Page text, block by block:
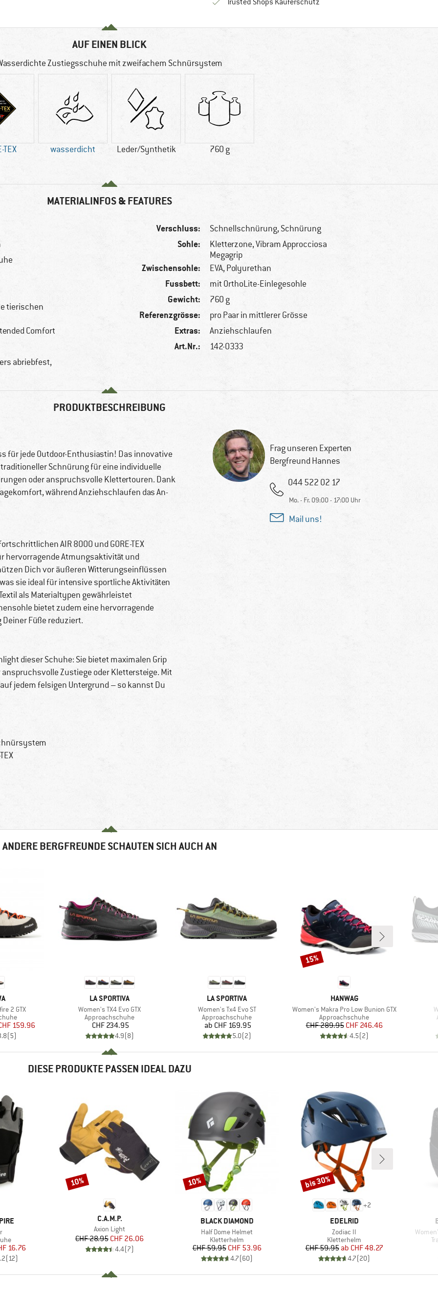
Trusted Shops Käuferschutz
AUF EINEN BLICK
Zustiegsschuhe mit zweifachem Schnürsystem
TEX wasserdicht Leder/Synthetik 760 g
MATERIALINFOS & FEATURES
tierischen
Comfort
abriebfest,
Verschluss: Schnellschnürung, Schnürung
Sohle:
Kletterzone, Vibram Approcciosa
Megagrip
Zwischensohle: EVA, Polyurethan
Fussbett: mit OrthoLite-Einlegesohle
Gewicht: 760 g
Referenzgrösse: pro Paar in mittlerer Grösse
Extras: Anziehschlaufen
Art.Nr.: 142-0333
PRODUKTBESCHREIBUNG
für jede Outdoor-Enthusiastin! Das innovative
Schnürung für eine individuelle
oder anspruchsvolle Klettertouren. Dank
während Anziehschlaufen das An-
AIR 8000 und GORE-TEX
hervorragende Atmungsaktivität und
Dich vor äußeren Witterungseinflüssen
sie ideal für intensive sportliche Aktivitäten
als Materialtypen gewährleistet
bietet zudem eine hervorragende
Füße reduziert.
dieser Schuhe: Sie bietet maximalen Grip
Zustiege oder Klettersteige. Mit
jedem felsigen Untergrund – so kannst Du
Frag unseren Experten
Bergfreund Hannes
044 522 02 17
Mo. - Fr. 09:00 - 17:00 Uhr
Mail uns!
ANDERE BERGFREUNDE SCHAUTEN SICH AUCH AN
2 GTX
Preis
159.96
(5)
MARKE
LA SPORTIVA
Artikel
Women's TX4 Evo GTX
Produktgruppe
Approachschuhe
Preis
CHF 234.95
4.9(8)
MARKE
LA SPORTIVA
Artikel
Women's Tx4 Evo ST
Produktgruppe
Approachschuhe
Preis
ab CHF 169.95
5.0(2)
MARKE
HANWAG
Artikel
Women's Makra Pro Low Bunion GTX
Produktgruppe
Approachschuhe
Preis
CHF 289.95reduzierter Preis
CHF 246.46
4.5(2)
Rabatt
15%
DIESE PRODUKTE PASSEN IDEAL DAZU
Preis
16.76
( 12)
MARKE
C.A.M.P.
Artikel
Axion Light
Preis
CHF 28.95 reduzierter Preis
CHF 26.06
4.4(7)
Rabatt
10%
MARKE
BLACK DIAMOND
Artikel
Half Dome Helmet
Produktgruppe
Kletterhelm
Preis
CHF 59.95reduzierter Preis
CHF 53.96
4.7(60)
Rabatt
10%
+2
MARKE
EDELRID
Artikel
Zodiac II
Produktgruppe
Kletterhelm
Preis
CHF 59.95 reduzierter Preis
ab CHF 48.27
4.7(20)
Rabatt
bis 30%
Artikel